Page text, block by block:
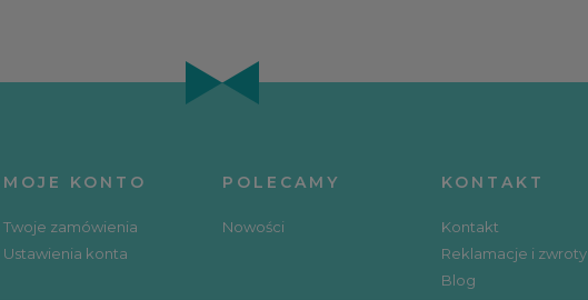
MOJE KONTO
Twoje zamówienia
Ustawienia konta
POLECAMY
Nowości
KONTAKT
Kontakt
Reklamacje i zwroty
Blog